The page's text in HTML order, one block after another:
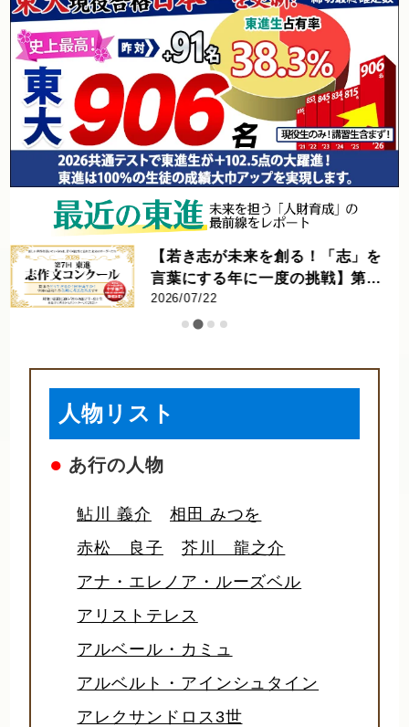
【東進進学情報 vol.525】大学で
の学びの内容を知る② ｜学問とし
てのスポーツに迫る! ｜競技力向
上・健康増進から産業・文化ま
タビュー
2026/07/16
人物リスト
● あ行の人物
鮎川 義介
相田 みつを
赤松 良子
芥川 龍之介
アナ・エレノア・ルーズベル
アリストテレス
アルベール・カミュ
アルベルト・アインシュタイン
アレクサンドロス3世